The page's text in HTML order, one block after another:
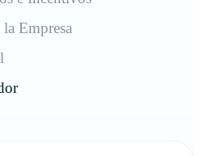
Empresa